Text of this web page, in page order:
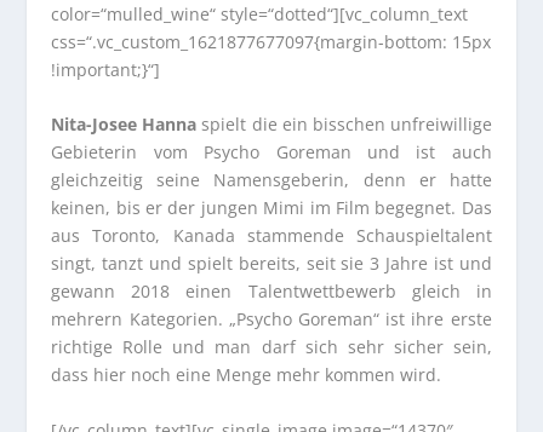
color=“mulled_wine“ style=“dotted“][vc_column_text
css=“.vc_custom_1621877677097{margin-bottom: 15px
!important;}“]
Nita-Josee Hanna spielt die ein bisschen unfreiwillige
Gebieterin vom Psycho Goreman und ist auch
gleichzeitig seine Namensgeberin, denn er hatte
keinen, bis er der jungen Mimi im Film begegnet. Das
aus Toronto, Kanada stammende Schauspieltalent
singt, tanzt und spielt bereits, seit sie 3 Jahre ist und
gewann 2018 einen Talentwettbewerb gleich in
mehrern Kategorien. „Psycho Goreman“ ist ihre erste
richtige Rolle und man darf sich sehr sicher sein,
dass hier noch eine Menge mehr kommen wird.